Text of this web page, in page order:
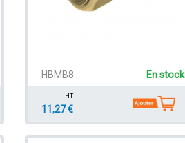
HBMB8 En stock
HT
11,27 €